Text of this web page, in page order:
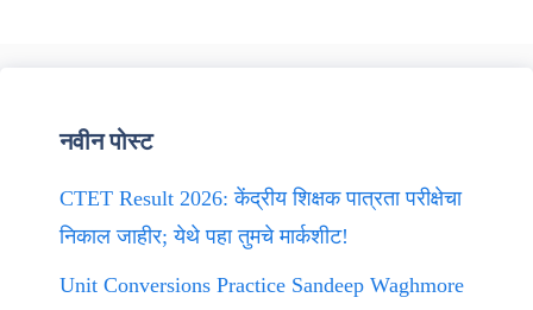
नवीन पोस्ट
CTET Result 2026: केंद्रीय शिक्षक पात्रता परीक्षेचा
निकाल जाहीर; येथे पहा तुमचे मार्कशीट!
Unit Conversions Practice Sandeep Waghmore